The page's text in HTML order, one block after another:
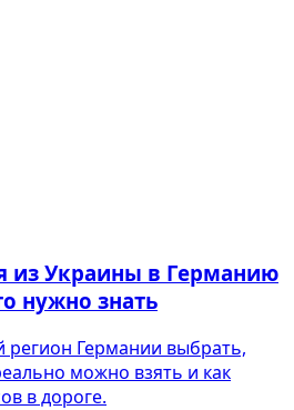
из Украины в Германию
нужно знать
регион Германии выбрать,
можно взять и как
в дороге.